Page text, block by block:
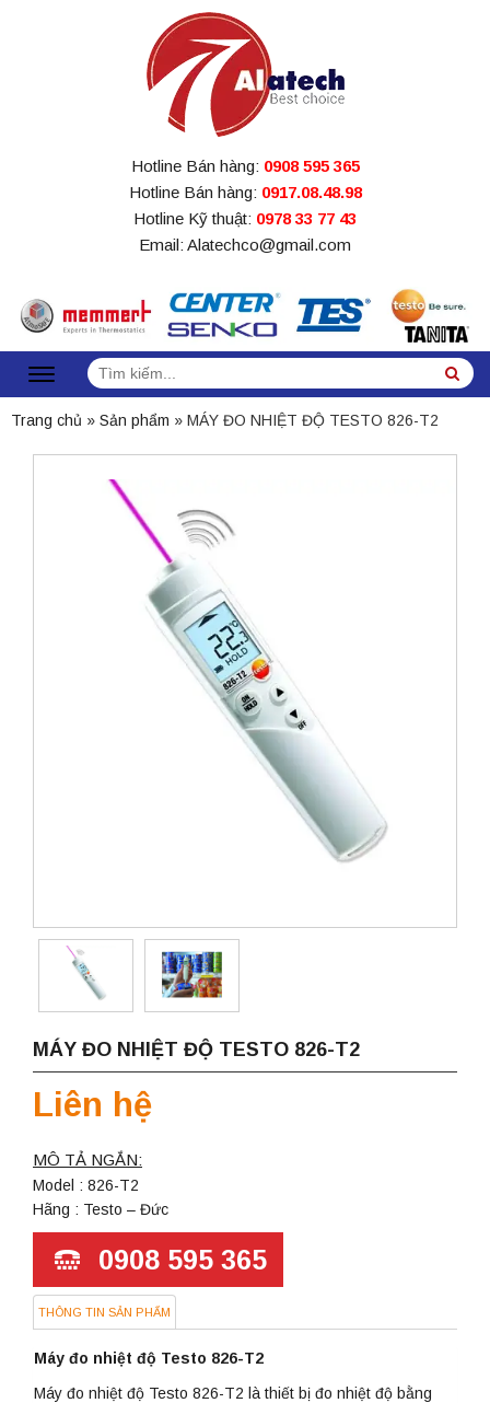
Hotline Bán hàng: 0908 595 365
Hotline Bán hàng: 0917.08.48.98
Hotline Kỹ thuật: 0978 33 77 43
Email: Alatechco@gmail.com
Tìm
kiếm:
Trang chủ » Sản phẩm » MÁY ĐO NHIỆT ĐỘ TESTO 826-T2
MÁY ĐO NHIỆT ĐỘ TESTO 826-T2
Liên hệ
MÔ TẢ NGẮN:
Model : 826-T2
Hãng : Testo – Đức
0908 595 365
THÔNG TIN SẢN PHẨM
Máy đo nhiệt độ Testo 826-T2
Máy đo nhiệt độ Testo 826-T2 là thiết bị đo nhiệt độ bằng